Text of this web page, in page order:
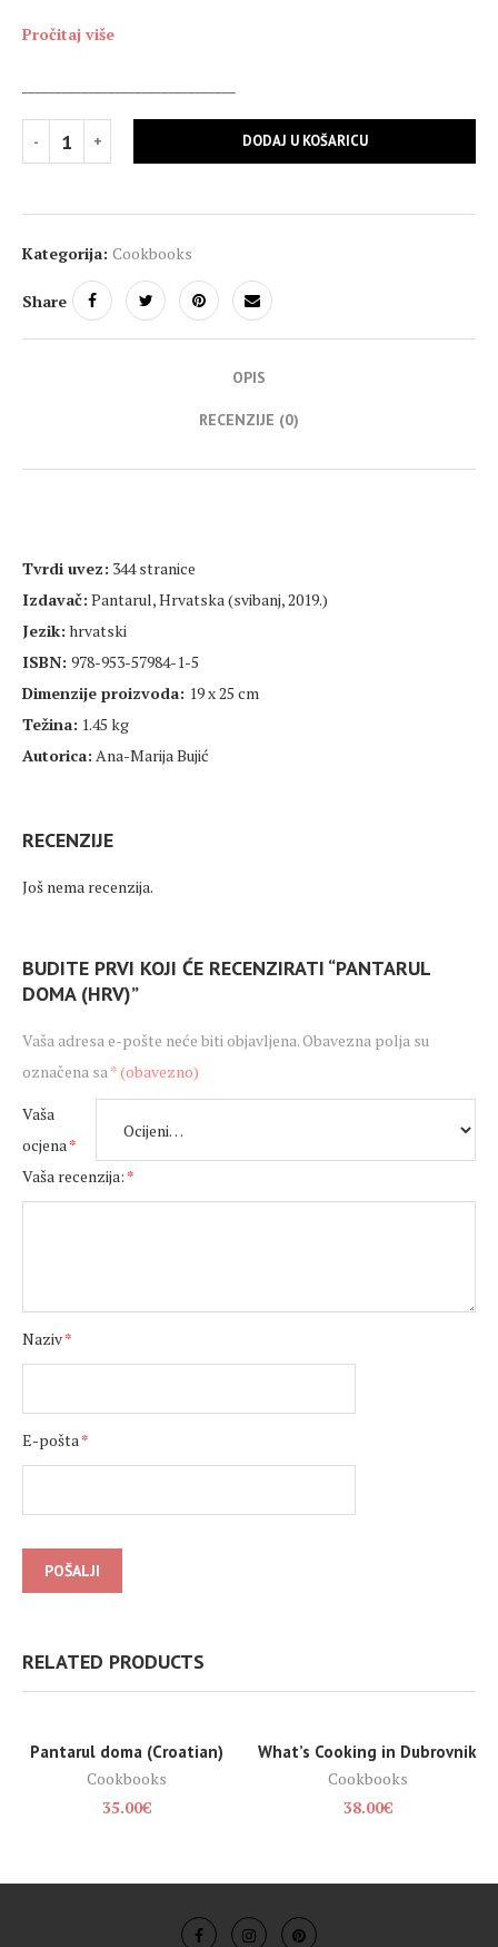
Pročitaj više
DODAJ U KOŠARICU
Kategorija: Cookbooks
Share
OPIS
RECENZIJE (0)
Tvrdi uvez: 344 stranice
Izdavač: Pantarul, Hrvatska (svibanj, 2019.)
Jezik: hrvatski
ISBN: 978-953-57984-1-5
Dimenzije proizvoda: 19 x 25 cm
Težina: 1.45 kg
Autorica: Ana-Marija Bujić
RECENZIJE
Još nema recenzija.
BUDITE PRVI KOJI ĆE RECENZIRATI “PANTARUL
DOMA (HRV)”
Vaša adresa e-pošte neće biti objavljena.Obavezna polja su
označena sa* (obavezno)
Vaša
ocjena*
Vaša recenzija: *
Naziv*
E-pošta*
RELATED PRODUCTS
Pantarul doma (Croatian)
Cookbooks
35.00€
SOLD OUT
What’s Cooking in Dubrovnik
Cookbooks
38.00€